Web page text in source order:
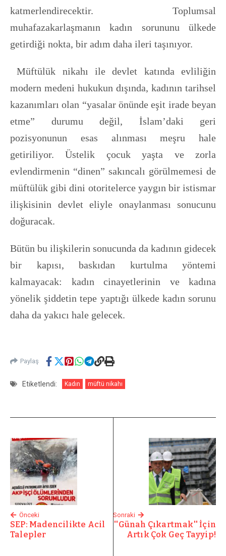
katmerlendirecektir. Toplumsal
muhafazakarlaşmanın kadın sorununu ülkede
getirdiği nokta, bir adım daha ileri taşınıyor.
Müftülük nikahı ile devlet katında evliliğin
modern medeni hukukun dışında, kadının tarihsel
kazanımları olan “yasalar önünde eşit irade beyan
etme” durumu değil, İslam’daki geri
pozisyonunun esas alınması meşru hale
getiriliyor. Üstelik çocuk yaşta ve zorla
evlendirmenin “dinen” sakıncalı görülmemesi de
müftülük gibi dini otoritelerce yaygın bir istismar
ilişkisinin devlet eliyle onaylanması sonucunu
doğuracak.
Bütün bu ilişkilerin sonucunda da kadının gidecek
bir kapısı, baskıdan kurtulma yöntemi
kalmayacak: kadın cinayetlerinin ve kadına
yönelik şiddetin tepe yaptığı ülkede kadın sorunu
daha da yakıcı hale gelecek.
Paylaş
Etiketlendi: Kadın müftü nikahı
Önceki
SEP: Madencilikte Acil
Talepler
Sonraki
''Günah Çıkartmak'' İçin
Artık Çok Geç Tayyip!